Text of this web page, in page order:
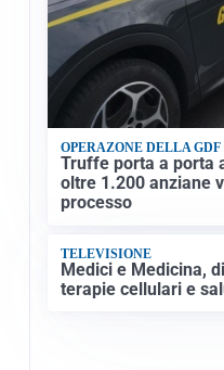
OPERAZONE DELLA GDF
Truffe porta a porta
oltre 1.200 anziane
processo
TELEVISIONE
Medici e Medicina,
terapie cellulari e